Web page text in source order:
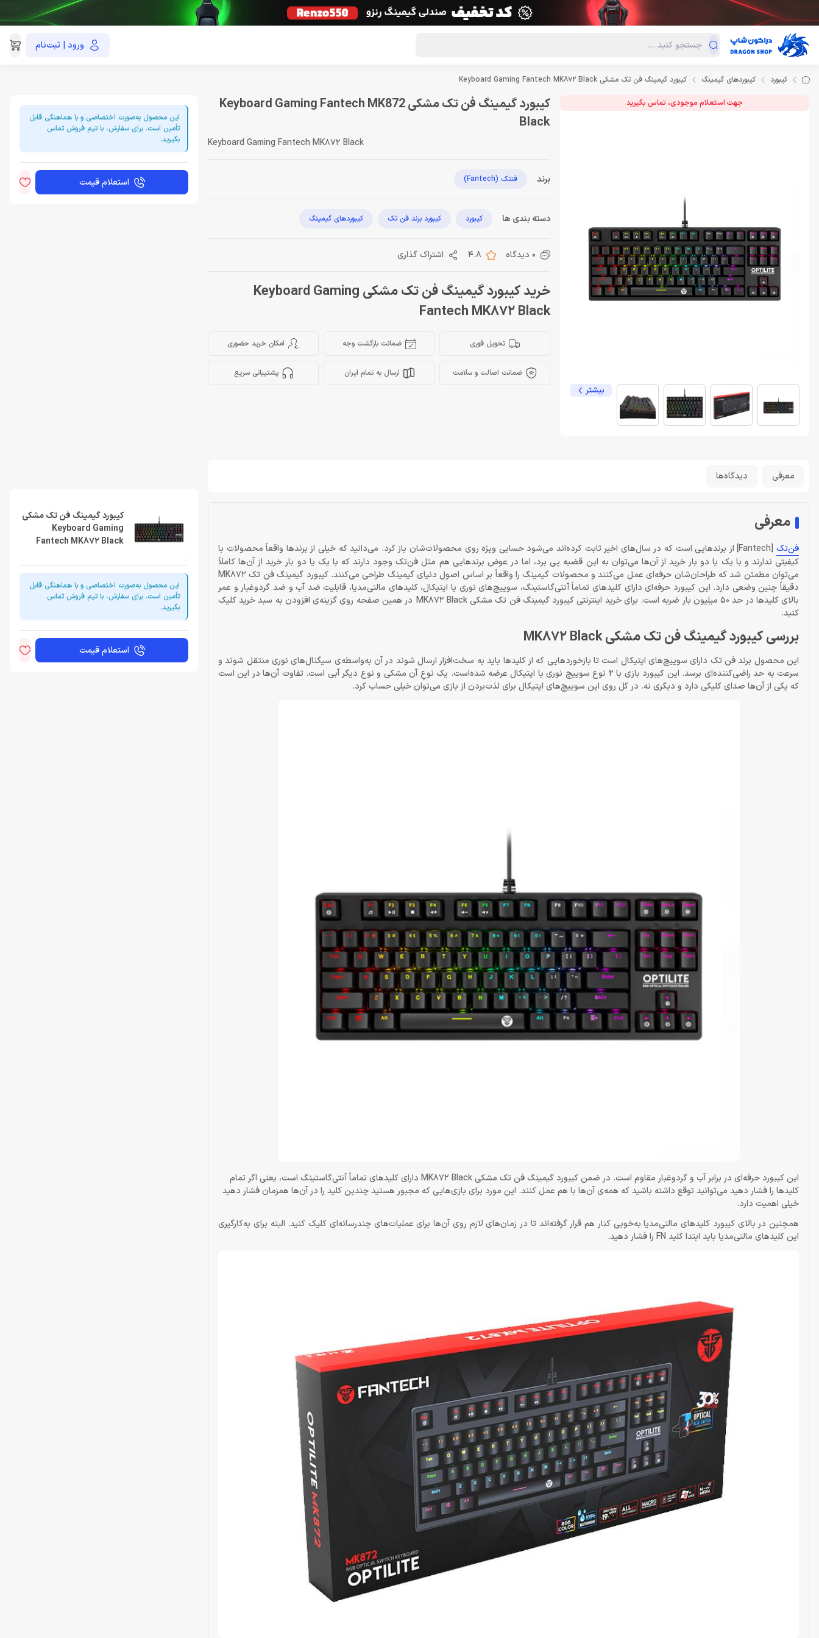
ورود | ثبت‌نام دسته‌بندی محصولات فروش ویژه 021-91035390
کیبورد کیبوردهای گیمینگ کیبورد گیمینگ فن تک مشکی Keyboard Gaming Fantech MK872 Black
جهت استعلام موجودی، تماس بگیرید
بیشتر
کیبورد گیمینگ فن تک مشکی Keyboard Gaming Fantech MK872
Black
Keyboard Gaming Fantech MK872 Black
برند فنتک (Fantech)
دسته بندی ها کیبورد کیبورد برند فن تک کیبوردهای گیمینگ
0 دیدگاه 4.8 اشتراک گذاری
خرید کیبورد گیمینگ فن تک مشکی Keyboard Gaming
Fantech MK872 Black
تحویل فوری ضمانت بازگشت وجه امکان خرید حضوری
ضمانت اصالت و سلامت ارسال به تمام ایران پشتیبانی سریع
این محصول به‌صورت اختصاصی و با هماهنگی قابل
تأمین است. برای سفارش، با تیم فروش تماس
بگیرید.
استعلام قیمت
معرفی دیدگاه‌ها
معرفی
فن‌تک
[Fantech] از برندهایی است که در سال‌های اخیر ثابت کرده‌اند می‌شود حسابی ویژه روی محصولات‌شان باز کرد. می‌دانید که خیلی از برندها واقعاً محصولات با
کیفیتی ندارند و با یک یا دو بار خرید از آن‌ها می‌توان به این قضیه پی برد، اما در عوض برندهایی هم مثل فن‌تک وجود دارند که با یک یا دو بار خرید از آن‌ها کاملاً
می‌توان مطمئن شد که طراحان‌شان حرفه‌ای عمل می‌کنند و محصولات گیمینگ را واقعاً بر اساس اصول دنیای گیمینگ طراحی می‌کنند. کیبورد گیمینگ فن تک MK872
دقیقاً چنین وضعی دارد. این کیبورد حرفه‌ای دارای کلیدهای تماماً آنتی‌گاستینگ، سوییچ‌های نوری یا اپتیکال، کلیدهای مالتی‌مدیا، قابلیت ضد آب و ضد گردوغبار و عمر
بالای کلیدها در حد 50 میلیون بار ضربه است. برای خرید اینترنتی کیبورد گیمینگ فن تک مشکی MK872 Black در همین صفحه روی گزینه‌ی افزودن به سبد خرید کلیک
کنید.
بررسی کیبورد گیمینگ فن تک مشکی MK872 Black
این محصول برند فن تک دارای سوییچ‌های اپتیکال است تا بازخوردهایی که از کلیدها باید به سخت‌افزار ارسال شوند در آن به‌واسطه‌ی سیگنال‌های نوری منتقل شوند و
سرعت به حد راضی‌کننده‌ای برسد. این کیبورد بازی با 2 نوع سوییچ نوری یا اپتیکال عرضه شده‌است. یک نوعِ آن مشکی و نوع دیگر آبی است. تفاوت آن‌ها در این است
که یکی از آن‌ها صدای کلیکی دارد و دیگری نه. در کل روی این سوییچ‌های اپتیکال برای لذت‌بردن از بازی می‌توان خیلی حساب کرد.
این کیبورد حرفه‌ای در برابر آب و گردوغبار مقاوم است. در ضمن کیبورد گیمینگ فن تک مشکی MK872 Black دارای کلیدهای تماماً آنتی‌گاستینگ است، یعنی اگر تمام
کلیدها را فشار دهید می‌توانید توقع داشته باشید که همه‌ی آن‌ها با هم عمل کنند. این مورد برای بازی‌هایی که مجبور هستید چندین کلید را در آن‌ها همزمان فشار دهید
خیلی اهمیت دارد.
همچنین در بالای کیبورد کلیدهای مالتی‌مدیا به‌خوبی کنار هم قرار گرفته‌اند تا در زمان‌های لازم روی آن‌ها برای عملیات‌های چندرسانه‌ای کلیک کنید. البته برای به‌کارگیری
این کلیدهای مالتی‌مدیا باید ابتدا کلید FN را فشار دهید.
کیبورد گیمینگ فن تک مشکی
Keyboard Gaming
Fantech MK872 Black
این محصول به‌صورت اختصاصی و با هماهنگی قابل
تأمین است. برای سفارش، با تیم فروش تماس
بگیرید.
استعلام قیمت